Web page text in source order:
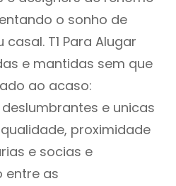
o sonho de
T1 Para Alugar
e mantidas sem que
ao acaso:
e unicas
proximidade
e socias e
entre as